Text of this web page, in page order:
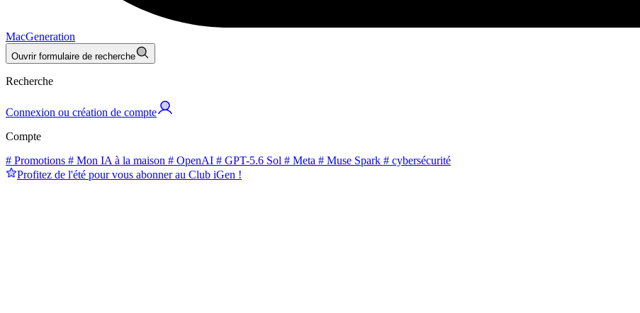
MacGeneration
Ouvrir formulaire de recherche
Recherche
Connexion ou création de compte
Compte
# Promotions # Mon IA à la maison # OpenAI # GPT-5.6 Sol # Meta # Muse Spark # cybersécurité
Profitez de l'été pour vous abonner au Club iGen !